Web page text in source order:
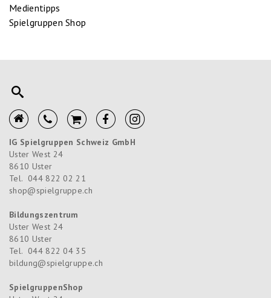
Medientipps
Spielgruppen Shop
IG Spielgruppen Schweiz GmbH
Uster West 24
8610 Uster
Tel. 044 822 02 21
shop@spielgruppe.ch
Bildungszentrum
Uster West 24
8610 Uster
Tel. 044 822 04 35
bildung@spielgruppe.ch
SpielgruppenShop